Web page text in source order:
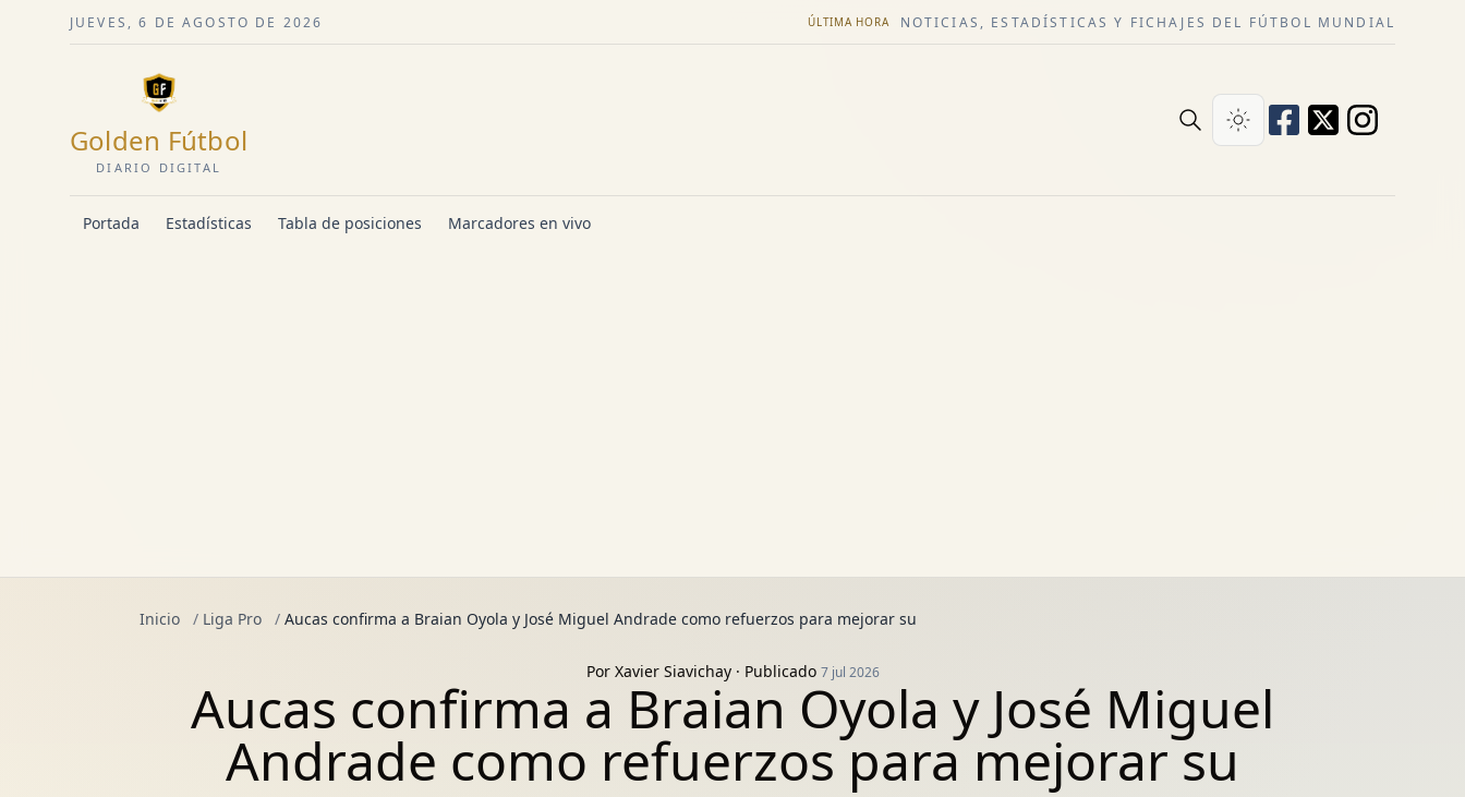
JUEVES, 6 DE AGOSTO DE 2026 ÚLTIMA HORA NOTICIAS, ESTADÍSTICAS Y FICHAJES DEL FÚTBOL MUNDIAL
Golden Fútbol
DIARIO DIGITAL
Portada Estadísticas Tabla de posiciones Marcadores en vivo
Inicio / Liga Pro / Aucas confirma a Braian Oyola y José Miguel Andrade como refuerzos para mejorar su
Por Xavier Siavichay· Publicado 7 jul 2026
Aucas confirma a Braian Oyola y José Miguel
Andrade como refuerzos para mejorar su